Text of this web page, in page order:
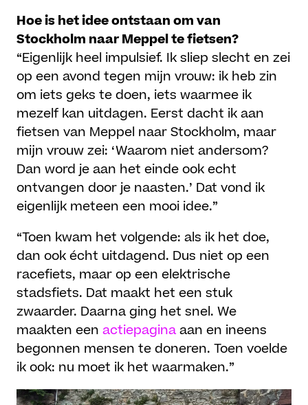
Hoe is het idee ontstaan om van
Stockholm naar Meppel te fietsen?
“Eigenlijk heel impulsief. Ik sliep slecht en zei
op een avond tegen mijn vrouw: ik heb zin
om iets geks te doen, iets waarmee ik
mezelf kan uitdagen. Eerst dacht ik aan
fietsen van Meppel naar Stockholm, maar
mijn vrouw zei: ‘Waarom niet andersom?
Dan word je aan het einde ook echt
ontvangen door je naasten.’ Dat vond ik
eigenlijk meteen een mooi idee.”
“Toen kwam het volgende: als ik het doe,
dan ook écht uitdagend. Dus niet op een
racefiets, maar op een elektrische
stadsfiets. Dat maakt het een stuk
zwaarder. Daarna ging het snel. We
maakten eenactiepagina aan en ineens
begonnen mensen te doneren. Toen voelde
ik ook: nu moet ik het waarmaken.”